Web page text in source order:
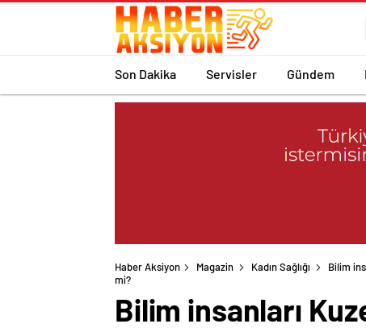
Son Dakika Servisler Gündem
Haber Aksiyon Magazin Kadın Sağlığı
Bilim
mi?
Bilim insanları